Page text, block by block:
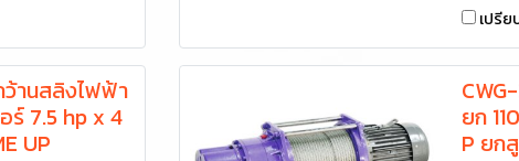
เปรีย
านสลิงไฟฟ้า
ร์ 7.5 hp x 4
UP
ยก
P ยก